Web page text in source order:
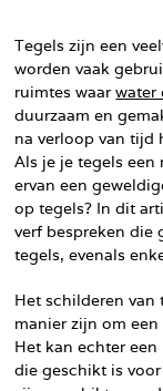
Tegels zijn een
worden vaak
ruimtes waarwater
duurzaam en
na verloop van tijd
Als je je tegels
ervan een
op tegels? In dit
verf bespreken die
tegels, evenals
Het schilderen van
manier zijn om
Het kan echter
die geschikt is